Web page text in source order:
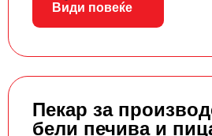
Види повеќе
Пекар за
бели печива и